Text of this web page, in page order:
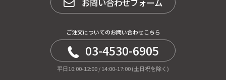
ご注文についてのお問い合わせこちら
03-4530-6905
平日10:00-12:00 / 14:00-17:00 (土日祝を除く)